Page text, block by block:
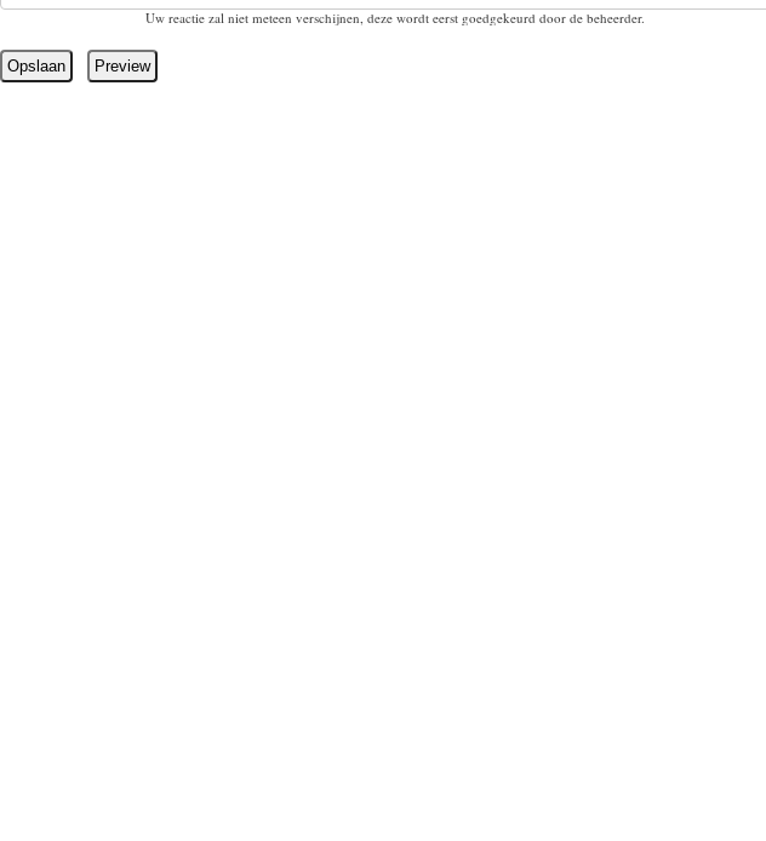
Uw reactie zal niet meteen verschijnen, deze wordt eerst goedgekeurd door de beheerder.